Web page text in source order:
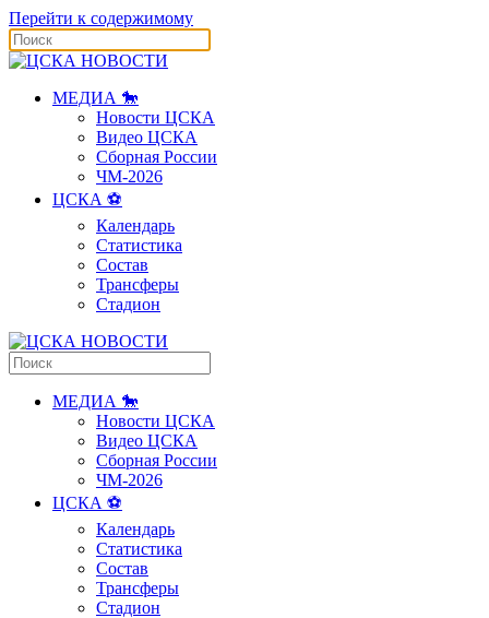
Перейти к содержимому
МЕДИА 🐎
Новости ЦСКА
Видео ЦСКА
Сборная России
ЧМ-2026
ЦСКА ⚽️
Календарь
Статистика
Состав
Трансферы
Стадион
МЕДИА 🐎
Новости ЦСКА
Видео ЦСКА
Сборная России
ЧМ-2026
ЦСКА ⚽️
Календарь
Статистика
Состав
Трансферы
Стадион